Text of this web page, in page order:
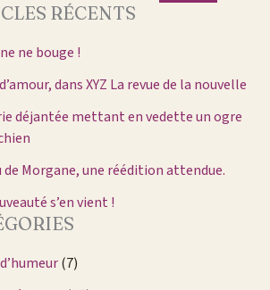
RÉCENTS
ne bouge !
dans XYZ La revue de la nouvelle
déjantée mettant en vedette un ogre
de Morgane, une réédition attendue.
s’en vient !
(7)